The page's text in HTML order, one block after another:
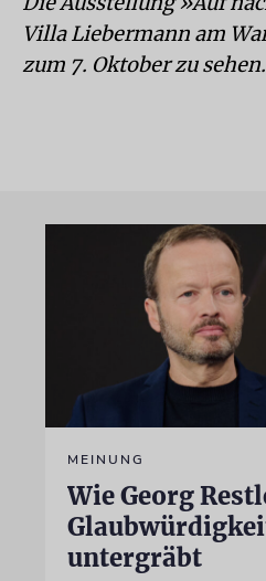
Villa Liebermann am
zum 7. Oktober zu sehen.
MEINUNG
Wie Georg
untergräbt